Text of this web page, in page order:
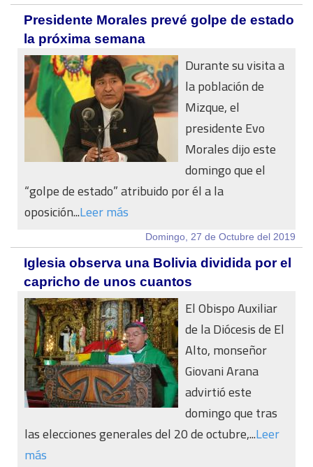
Presidente Morales prevé golpe de estado
la próxima semana
Durante su visita a
la población de
Mizque, el
presidente Evo
Morales dijo este
domingo que el
“golpe de estado” atribuido por él a la
oposición...Leer más
Domingo, 27 de Octubre del 2019
Iglesia observa una Bolivia dividida por el
capricho de unos cuantos
El Obispo Auxiliar
de la Diócesis de El
Alto, monseñor
Giovani Arana
advirtió este
domingo que tras
las elecciones generales del 20 de octubre,...Leer
más